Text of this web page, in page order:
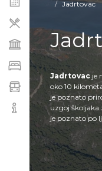
Jadrtovac
Jadrtovac je
oko 10
je poznato
uzgoj školjaka
je poznato po